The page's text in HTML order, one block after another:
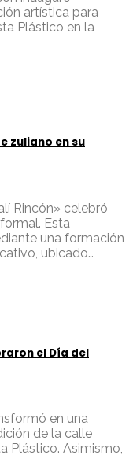
artística para
Plástico en la
zuliano en su
Rincón» celebró
Esta
una formación
ubicado…
el Día del
en una
de la calle
Plástico. Asimismo,